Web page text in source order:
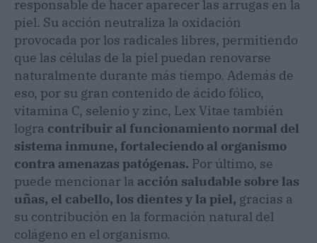
responsable de hacer aparecer las arrugas en la
piel. Su acción neutraliza la oxidación
provocada por los radicales libres, permitiendo
que las células de la piel puedan renovarse
naturalmente durante más tiempo. Además de
eso, por su gran contenido de ácido fólico,
vitamina C, selenio y zinc, Lex Vitae también
logra contribuir al funcionamiento normal del
sistema inmune, fortaleciendo al organismo
contra amenazas patógenas. Por último, se
puede mencionar la acción saludable sobre las
uñas, el cabello, los dientes y la piel, gracias a
su contribución en la formación natural del
colágeno en el organismo.